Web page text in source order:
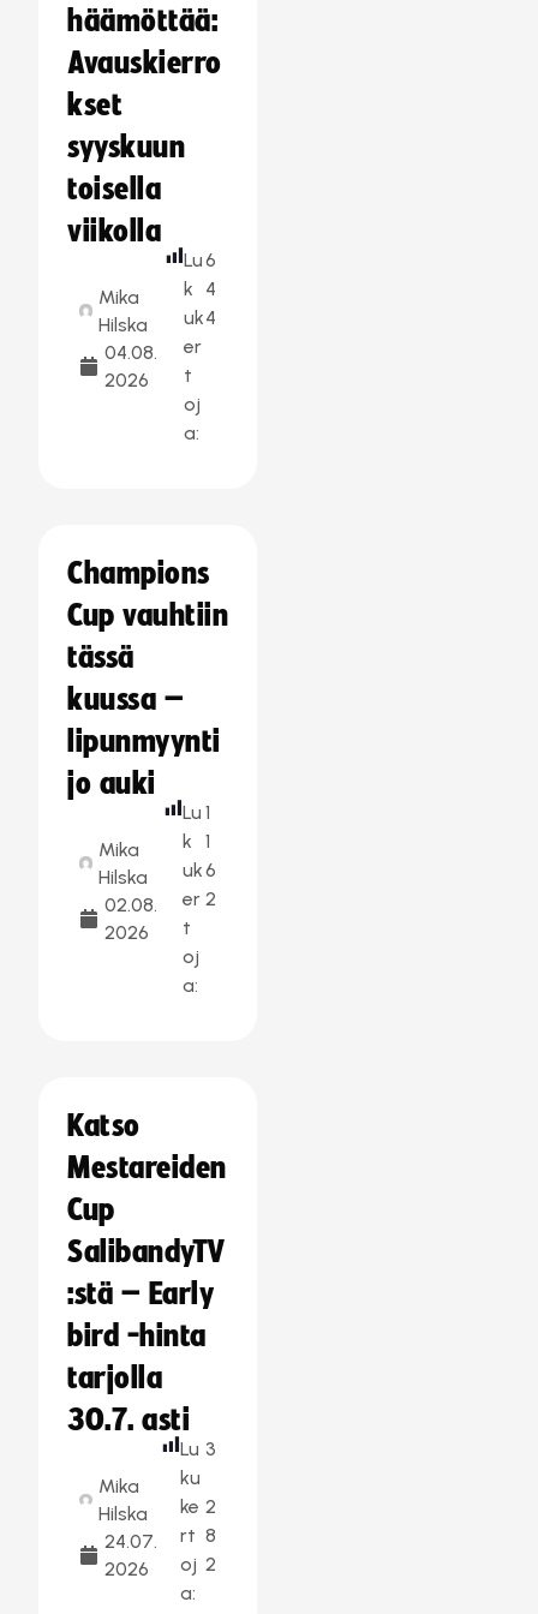
häämöttää:
Avauskierro
kset
syyskuun
toisella
viikolla
Mika
Hilska
04.08.
2026
Lu
k
uk
er
t
oj
a:
6
4
4
Champions
Cup vauhtiin
tässä
kuussa –
lipunmyynti
jo auki
Mika
Hilska
02.08.
2026
Lu
k
uk
er
t
oj
a:
1
1
6
2
Katso
Mestareiden
Cup
SalibandyTV
:stä – Early
bird -hinta
tarjolla
30.7. asti
Mika
Hilska
24.07.
2026
Lu
ku
ke
rt
oj
a:
3
2
8
2